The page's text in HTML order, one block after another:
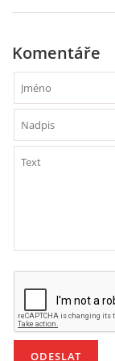
POHYBOVÉ
POHYBOVÉ
VZDĚLÁVACÍ
Komentáře